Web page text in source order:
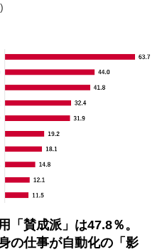
「賛成派」は47.8％。
の仕事が自動化の「影